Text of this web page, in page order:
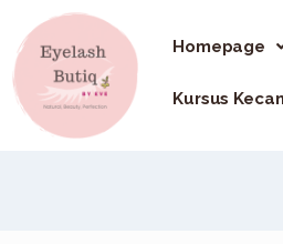
Homepage
Kursus